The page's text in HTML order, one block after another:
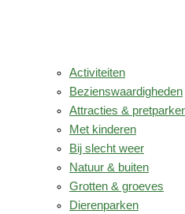
Activiteiten
Bezienswaardigheden
Attracties &
Met kinderen
Bij slecht weer
Natuur & buiten
Grotten & groeves
Dierenparken